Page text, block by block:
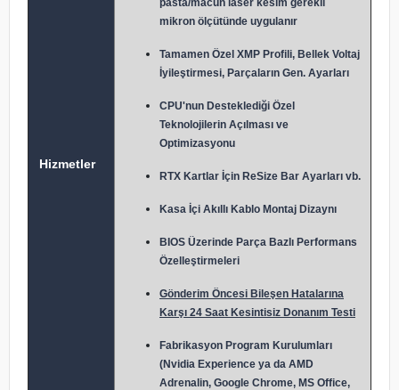
Hizmetler
pasta/macun laser kesim gerekli
mikron ölçütünde uygulanır
Tamamen Özel XMP Profili, Bellek Voltaj
İyileştirmesi, Parçaların Gen. Ayarları
CPU'nun Desteklediği Özel
Teknolojilerin Açılması ve
Optimizasyonu
RTX Kartlar İçin ReSize Bar Ayarları vb.
Kasa İçi Akıllı Kablo Montaj Dizaynı
BIOS Üzerinde Parça Bazlı Performans
Özelleştirmeleri
Gönderim Öncesi Bileşen Hatalarına
Karşı 24 Saat Kesintisiz Donanım Testi
Fabrikasyon Program Kurulumları
(Nvidia Experience ya da AMD
Adrenalin, Google Chrome, MS Office,